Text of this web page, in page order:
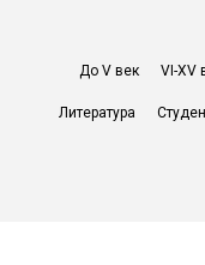
До V век VI-XV
Литература